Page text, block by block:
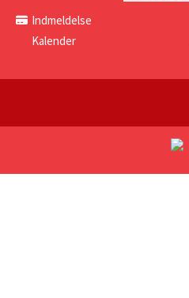
Indmeldelse
Kalender